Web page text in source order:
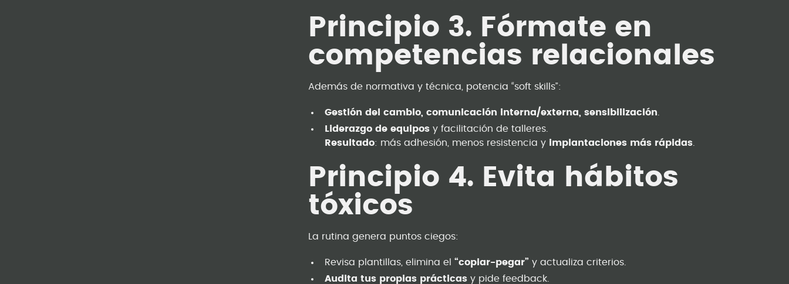
Principio 3. Fórmate en
competencias relacionales
Además de normativa y técnica, potencia “soft skills”:
Gestión del cambio, comunicación interna/externa, sensibilización
Liderazgo de equipos y facilitación de talleres.
Resultado: más adhesión, menos resistencia y implantaciones más rápidas
Principio 4. Evita hábitos
tóxicos
La rutina genera puntos ciegos:
Revisa plantillas, elimina el“copiar-pegar” y actualiza criterios.
Audita tus propias prácticas y pide feedback.